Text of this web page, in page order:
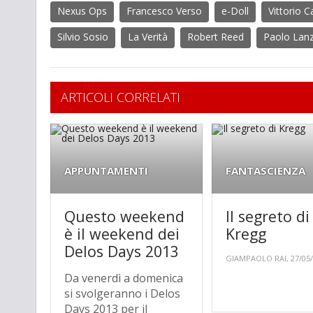
Nexus Ops Francesco Verso e-Doll
Vittorio
Silvio Sosio
La Verità Robert Reed Paolo
ARTICOLI CORRELATI
APPUNTAMENTI
Questo weekend
è il weekend dei
Delos Days 2013
Da venerdì a domenica
si svolgeranno i Delos
Days 2013 per il
FANTASCIENZA
Il segreto di
Kregg
GIAMPAOLO RAI, 27/